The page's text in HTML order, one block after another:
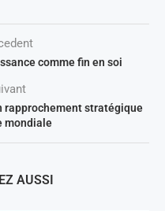
comme fin en soi
rapprochement stratégique
mondiale
AUSSI